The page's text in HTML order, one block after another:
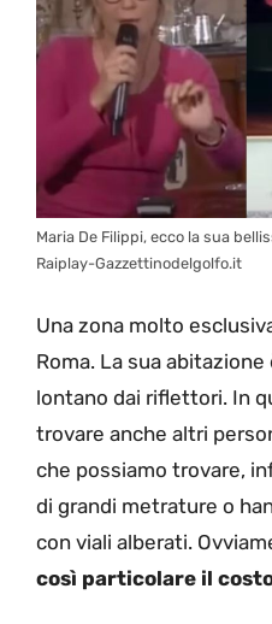
Maria De Filippi, ecco la sua
Raiplay-Gazzettinodelgolfo.it
Una zona molto
Roma. La sua
lontano dai riflettori. In
trovare anche altri
che possiamo trovare,
di grandi metrature o
con viali alberati.
così particolare il